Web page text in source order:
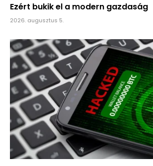
Ezért bukik el a modern gazdaság
2026. augusztus 5.